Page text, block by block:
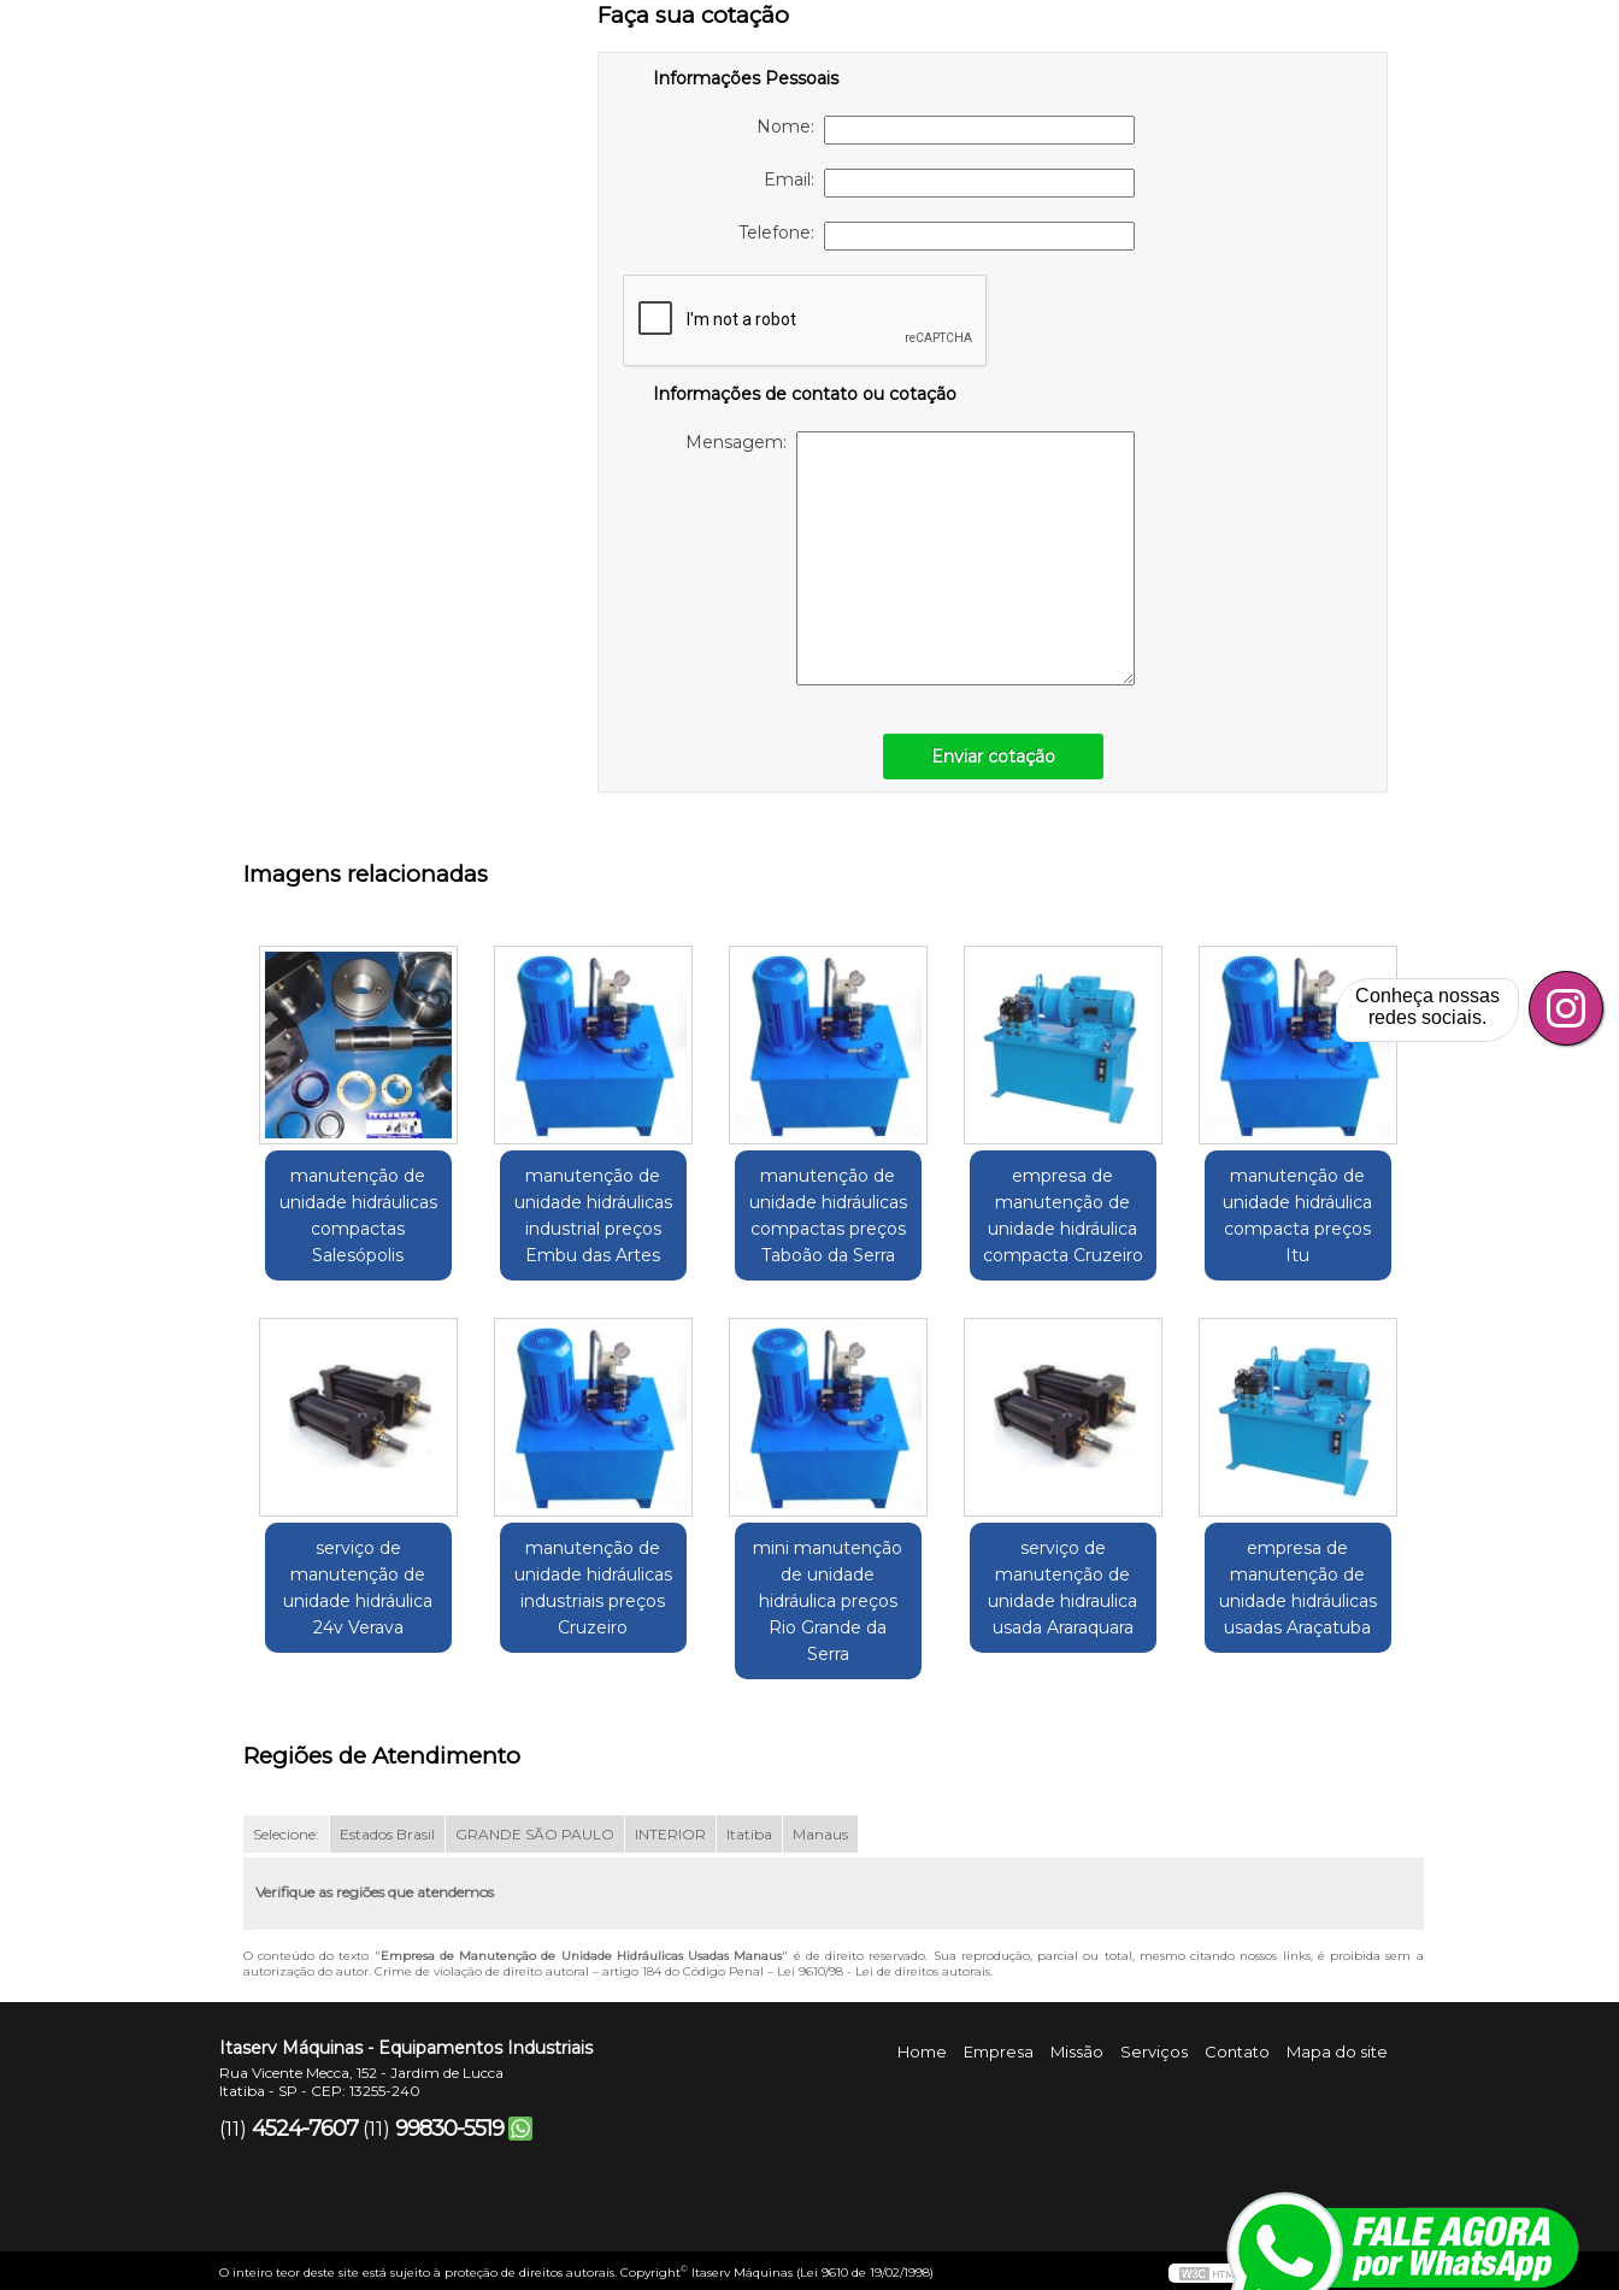
Faça sua cotação
Informações Pessoais
Nome:
Email:
Telefone:
Informações de contato ou cotação
Mensagem:
Enviar cotação
Imagens relacionadas
manutenção de
unidade hidráulicas
compactas
Salesópolis
manutenção de
unidade hidráulicas
industrial preços
Embu das Artes
manutenção de
unidade hidráulicas
compactas preços
Taboão da Serra
empresa de
manutenção de
unidade hidráulica
compacta Cruzeiro
manutenção de
unidade hidráulica
compacta preços
Itu
serviço de
manutenção de
unidade hidráulica
24v Verava
manutenção de
unidade hidráulicas
industriais preços
Cruzeiro
mini manutenção
de unidade
hidráulica preços
Rio Grande da
Serra
serviço de
manutenção de
unidade hidraulica
usada Araraquara
empresa de
manutenção de
unidade hidráulicas
usadas Araçatuba
Regiões de Atendimento
Selecione: Estados Brasil GRANDE SÃO PAULO INTERIOR Itatiba Manaus
Verifique as regiões que atendemos
O conteúdo do texto "Empresa de Manutenção de Unidade Hidráulicas Usadas Manaus" é de direito reservado. Sua reprodução, parcial ou total, mesmo citando nossos links, é proibida sem a
autorização do autor. Crime de violação de direito autoral – artigo 184 do Código Penal – Lei 9610/98 - Lei de direitos autorais.
Itaserv Máquinas - Equipamentos Industriais
Rua Vicente Mecca, 152 - Jardim de Lucca
Itatiba - SP - CEP: 13255-240
(11) 4524-7607 (11) 99830-5519
Home Empresa Missão Serviços Contato Mapa do site
O inteiro teor deste site está sujeito à proteção de direitos autorais. Copyright© Itaserv Máquinas (Lei 9610 de 19/02/1998)
Conheça nossas
redes sociais.